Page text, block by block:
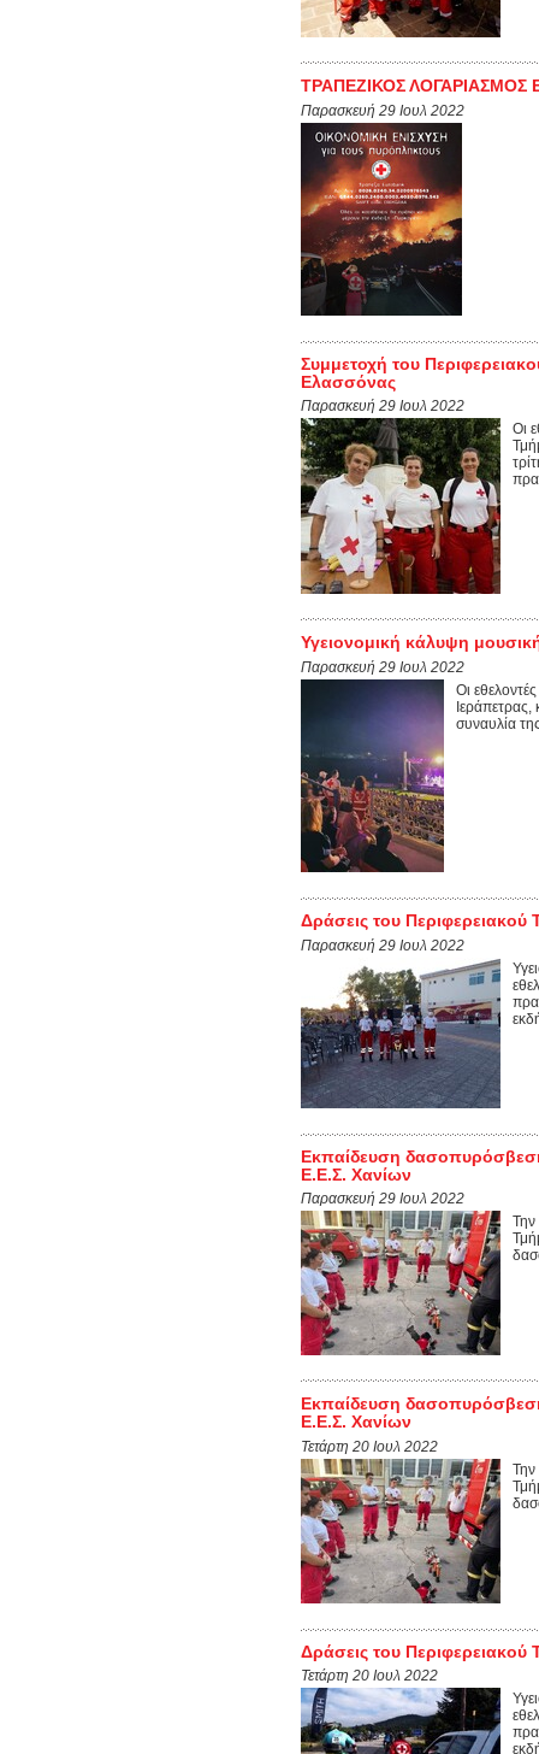
ΤΡΑΠΕΖΙΚΟΣ
Παρασκευή 29 Ιουλ 2022
Συμμετοχή του
Ελασσόνας
Παρασκευή 29 Ιουλ 2022
Οι
Υγειονομική κάλυψη
Παρασκευή 29 Ιουλ 2022
Οι
συναυλία
Δράσεις του Περιφερειακού
Παρασκευή 29 Ιουλ 2022
Εκπαίδευση
Ε.Ε.Σ. Χανίων
Παρασκευή 29 Ιουλ 2022
Την
Εκπαίδευση
Ε.Ε.Σ. Χανίων
Τετάρτη 20 Ιουλ 2022
Την
Δράσεις του Περιφερειακού
Τετάρτη 20 Ιουλ 2022